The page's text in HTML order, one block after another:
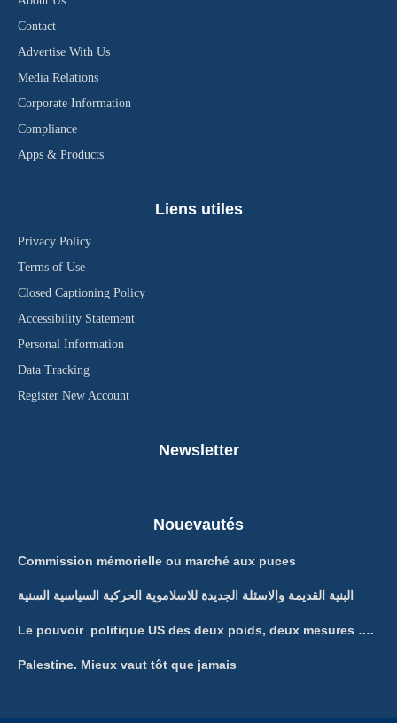
Contact
Advertise With Us
Media Relations
Corporate Information
Compliance
Apps & Products
Liens utiles
Privacy Policy
Terms of Use
Closed Captioning Policy
Accessibility Statement
Personal Information
Data Tracking
Register New Account
Newsletter
Nouevautés
Commission mémorielle ou marché aux puces
البنية القديمة والاسئلة الجديدة للاسلاموية الحركية السياسية السنية
Le pouvoir politique US des deux poids, deux mesures ….
Palestine. Mieux vaut tôt que jamais